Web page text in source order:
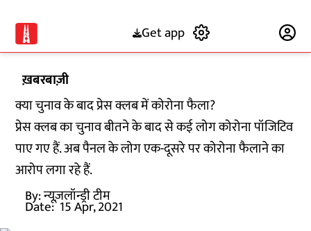
Get app
ख़बरबाज़ी
क्या चुनाव के बाद प्रेस क्लब में कोरोना फैला?
प्रेस क्लब का चुनाव बीतने के बाद से कई लोग कोरोना पॉजिटिव
पाए गए हैं. अब पैनल के लोग एक-दूसरे पर कोरोना फैलाने का
आरोप लगा रहे हैं.
By:न्यूज़लॉन्ड्री टीम
Date: 15 Apr, 2021